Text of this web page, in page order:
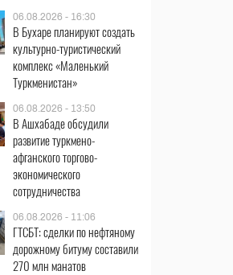
06.08.2026 - 16:30
В Бухаре планируют создать
культурно-туристический
комплекс «Маленький
Туркменистан»
06.08.2026 - 13:50
В Ашхабаде обсудили
развитие туркмено-
афганского торгово-
экономического
сотрудничества
06.08.2026 - 11:06
ГТСБТ: сделки по нефтяному
дорожному битуму составили
270 млн манатов